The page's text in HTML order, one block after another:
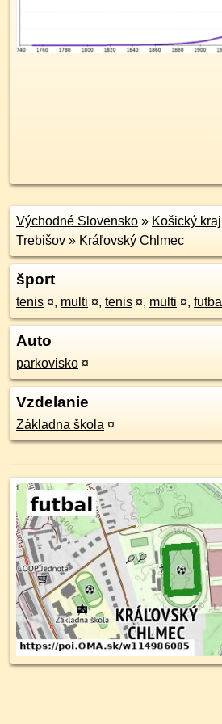
Východné Slovensko » Košický kraj
Trebišov » Kráľovský Chlmec
šport
tenis ¤, multi ¤, tenis ¤, multi ¤, futbal
Auto
parkovisko ¤
Vzdelanie
Základna škola ¤